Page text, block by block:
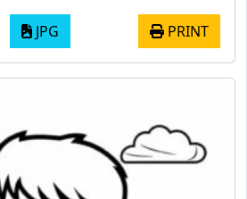
JPG PRINT